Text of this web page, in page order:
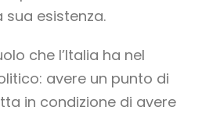
esistenza.
che l’Italia ha nel
avere un punto di
in condizione di avere